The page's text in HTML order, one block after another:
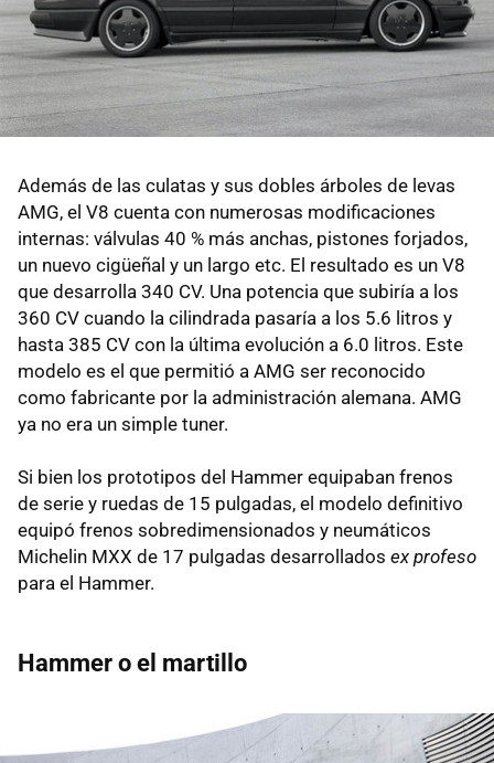
Además de las culatas y sus dobles árboles de levas
AMG, el V8 cuenta con numerosas modificaciones
internas: válvulas 40 % más anchas, pistones forjados,
un nuevo cigüeñal y un largo etc. El resultado es un V8
que desarrolla 340 CV. Una potencia que subiría a los
360 CV cuando la cilindrada pasaría a los 5.6 litros y
hasta 385 CV con la última evolución a 6.0 litros. Este
modelo es el que permitió a AMG ser reconocido
como fabricante por la administración alemana. AMG
ya no era un simple tuner.
Si bien los prototipos del Hammer equipaban frenos
de serie y ruedas de 15 pulgadas, el modelo definitivo
equipó frenos sobredimensionados y neumáticos
Michelin MXX de 17 pulgadas desarrollados ex profeso
para el Hammer.
Hammer o el martillo